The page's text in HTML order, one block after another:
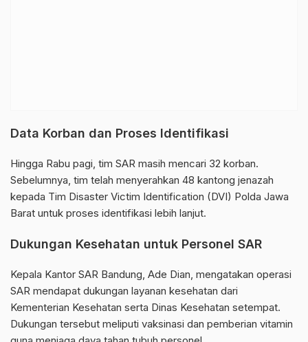
Data Korban dan Proses Identifikasi
Hingga Rabu pagi, tim SAR masih mencari 32 korban.
Sebelumnya, tim telah menyerahkan 48 kantong jenazah
kepada Tim Disaster Victim Identification (DVI) Polda Jawa
Barat untuk proses identifikasi lebih lanjut.
Dukungan Kesehatan untuk Personel SAR
Kepala Kantor SAR Bandung, Ade Dian, mengatakan operasi
SAR mendapat dukungan layanan kesehatan dari
Kementerian Kesehatan serta Dinas Kesehatan setempat.
Dukungan tersebut meliputi vaksinasi dan pemberian vitamin